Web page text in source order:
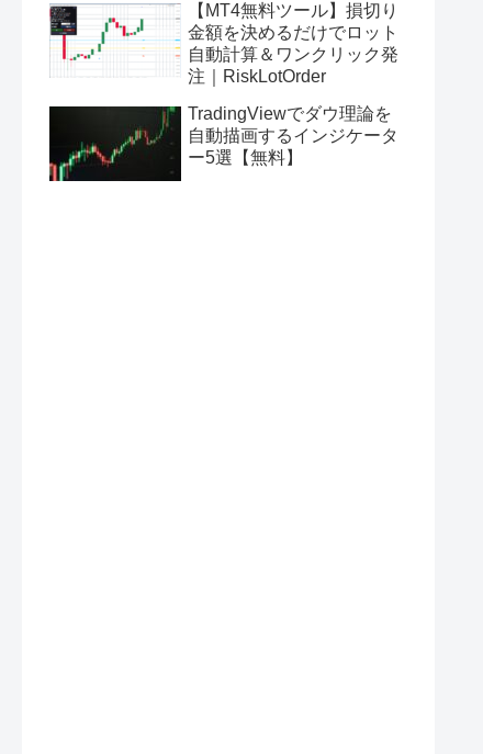
【MT4無料ツール】損切り
金額を決めるだけでロット
自動計算＆ワンクリック発
注｜RiskLotOrder
TradingViewでダウ理論を
自動描画するインジケータ
ー5選【無料】